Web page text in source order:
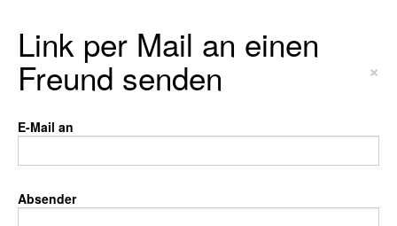
Link per Mail an einen
Freund senden ×
E-Mail an
Absender